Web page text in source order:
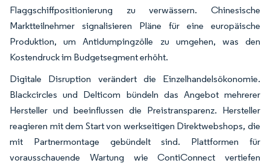
Flaggschiffpositionierung zu verwässern. Chinesische
Marktteilnehmer signalisieren Pläne für eine europäische
Produktion, um Antidumpingzölle zu umgehen, was den
Kostendruck im Budgetsegment erhöht.
Digitale Disruption verändert die Einzelhandelsökonomie.
Blackcircles und Delticom bündeln das Angebot mehrerer
Hersteller und beeinflussen die Preistransparenz. Hersteller
reagieren mit dem Start von werkseitigen Direktwebshops, die
mit Partnermontage gebündelt sind. Plattformen für
vorausschauende Wartung wie ContiConnect vertiefen